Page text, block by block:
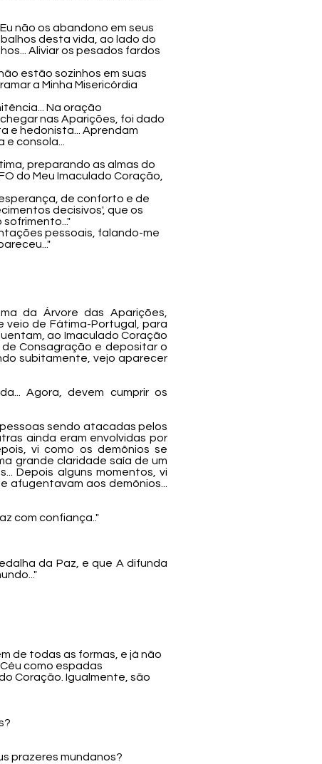
não os abandono em seus
desta vida, ao lado do
Aliviar os pesados fardos
estão sozinhos em suas
a Minha Misericórdia
Na oração
nas Aparições, foi dado
e hedonista... Aprendam
consola...
preparando as almas do
do Meu Imaculado Coração,
esperança, de conforto e de
decisivos', que os
sofrimento..."
pessoais, falando-me
da Árvore das Aparições,
veio de Fátima-Portugal, para
ao Imaculado Coração
Consagração e depositar o
subitamente, vejo aparecer
Agora, devem cumprir os
sendo atacadas pelos
ainda eram envolvidas por
vi como os demônios se
grande claridade saía de um
Depois alguns momentos, vi
aos demônios...
com confiança.."
da Paz, e que A difunda
de todas as formas, e já não
como espadas
Coração. Igualmente, são
prazeres mundanos?